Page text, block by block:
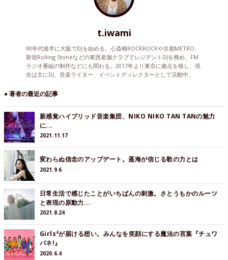
t.iwami
90年代後半に大阪でDJを始める。心斎橋ROCKROCKや京都METRO、
新宿Rolling Stoneなどの東西老舗クラブでレジデントDJを務め、FM
ラジオ番組の制作などにも関わる。2017年より東京に拠点を移し、現
在は主にDJ、音楽ライター、イベントディレクターとして活動中。
● 著者の最近の記事
新感覚ハイブリッド音楽集団、NIKO NIKO TAN TANの魅力
に...
2021.11.17
変わらぬ信念のアップデート。遥海が信じる歌の力とは
2021.9.6
日常生活で感じたことがいちばんの刺激。さとうもかのルーツ
と表現の原動力...
2021.8.24
Girls²が届ける想い。みんなを笑顔にする魔法の言葉『チュワ
パネ!』
2020.6.4